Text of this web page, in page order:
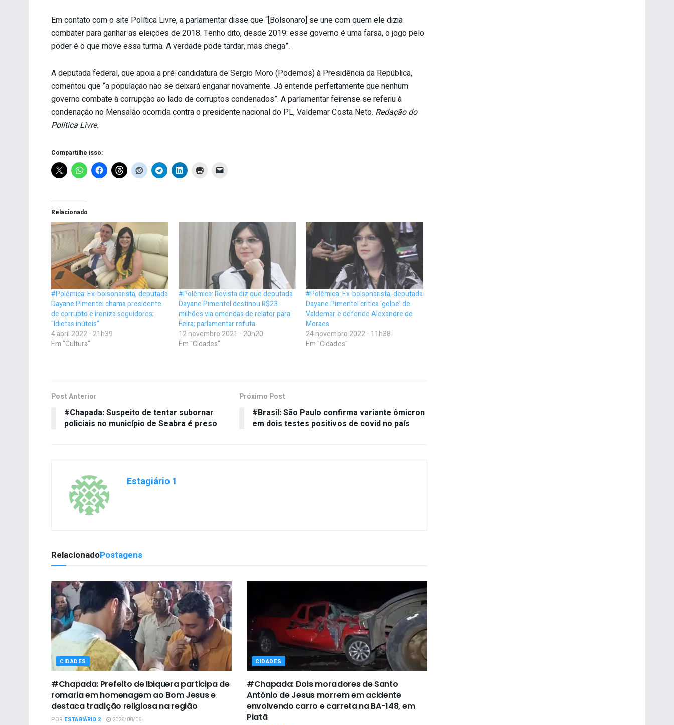
Em contato com o site Política Livre, a parlamentar disse que “[Bolsonaro] se une com quem ele dizia
combater para ganhar as eleições de 2018. Tenho dito, desde 2019: esse governo é uma farsa, o jogo pelo
poder é o que move essa turma. A verdade pode tardar, mas chega”.
A deputada federal, que apoia a pré-candidatura de Sergio Moro (Podemos) à Presidência da República,
comentou que “a população não se deixará enganar novamente. Já entende perfeitamente que nenhum
governo combate à corrupção ao lado de corruptos condenados”. A parlamentar feirense se referiu à
condenação no Mensalão ocorrida contra o presidente nacional do PL, Valdemar Costa Neto. Redação do
Política Livre.
Compartilhe isso:
Relacionado
#Polêmica: Ex-bolsonarista, deputada
Dayane Pimentel chama presidente
de corrupto e ironiza seguidores;
“Idiotas inúteis”
4 abril 2022 - 21h39
Em "Cultura"
#Polêmica: Revista diz que deputada
Dayane Pimentel destinou R$23
milhões via emendas de relator para
Feira; parlamentar refuta
12 novembro 2021 - 20h20
Em "Cidades"
#Polêmica: Ex-bolsonarista, deputada
Dayane Pimentel critica ‘golpe’ de
Valdemar e defende Alexandre de
Moraes
24 novembro 2022 - 11h38
Em "Cidades"
Post Anterior
#Chapada: Suspeito de tentar subornar
policiais no município de Seabra é preso
Próximo Post
#Brasil: São Paulo confirma variante ômicron
em dois testes positivos de covid no país
Estagiário 1
RelacionadoPostagens
CIDADES
#Chapada: Prefeito de Ibiquera participa de
romaria em homenagem ao Bom Jesus e
destaca tradição religiosa na região
POR ESTAGIÁRIO 2 2026/08/06
CIDADES
#Chapada: Dois moradores de Santo
Antônio de Jesus morrem em acidente
envolvendo carro e carreta na BA-148, em
Piatã